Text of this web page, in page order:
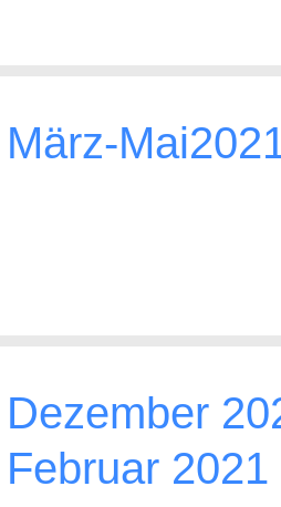
März-
Dezember
Februar 2021